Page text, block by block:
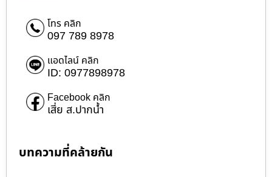
โทร คลิก
097 789 8978
แอดไลน์ คลิก
ID: 0977898978
Facebook คลิก
เสี่ย ส.ปากน้ำ
บทความที่คล้ายกัน